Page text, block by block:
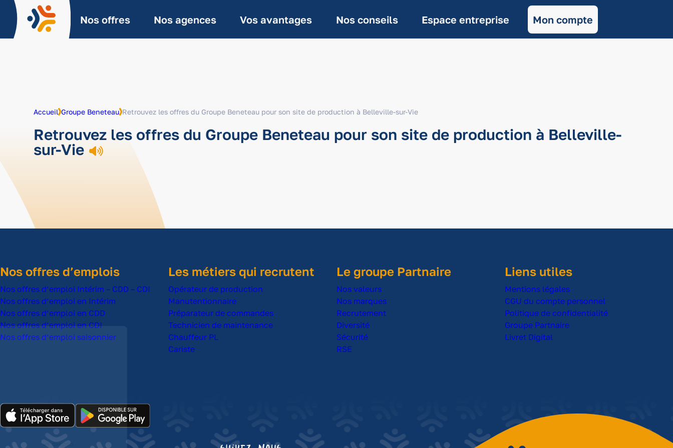
Aller
contenu
Nos offres Nos agences Vos avantages Nos conseils Espace entreprise Mon compte
Accueil Groupe Beneteau Retrouvez les offres du Groupe Beneteau pour son site de production à Belleville-sur-Vie
Retrouvez les offres du Groupe Beneteau pour son site de production à Belleville-
sur-Vie
Nos offres d’emplois
Nos offres d’emploi Intérim – CDD – CDI
Nos offres d’emploi en Intérim
Nos offres d’emploi en CDD
Nos offres d’emploi en CDI
Nos offres d’emploi saisonnier
Les métiers qui recrutent
Opérateur de production
Manutentionnaire
Préparateur de commandes
Technicien de maintenance
Chauffeur PL
Cariste
Le groupe Partnaire
Nos valeurs
Nos marques
Recrutement
Diversité
Sécurité
RSE
Liens utiles
Mentions légales
CGU du compte personnel
Politique de confidentialité
Groupe Partnaire
Livret Digital
Les Cookies !
choix ou tout refuser. A tout moment vous pouvez modifier
vos choix en cliquant sur le bouton "Je choisis".
Lire la politique de confidentialité
Consentements certifiés par